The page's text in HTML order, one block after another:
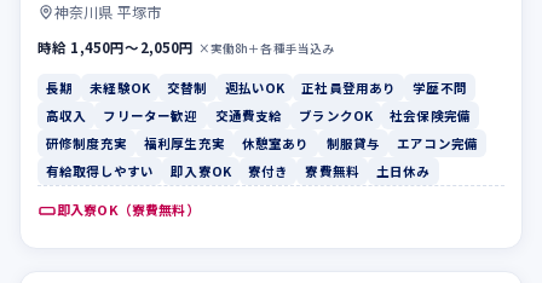
神奈川県 平塚市
時給 1,450円〜2,050円 ×実働8h＋各種手当込み
長期 未経験OK 交替制 週払いOK 正社員登用あり
学歴不問
高収入
フリーター歓迎 交通費支給 ブランクOK
社会保険完備
研修制度充実
福利厚生充実 休憩室あり 制服貸与
エアコン完備
有給取得しやすい
即入寮OK 寮付き 寮費無料 土日休み
即入寮OK（寮費無料）